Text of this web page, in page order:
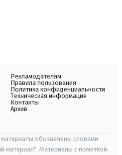
Рекламодателям
Правила пользования
Политика конфиденциальности
Техническая информация
Контакты
Архив
обозначены словами
материал". Материалы с пометкой